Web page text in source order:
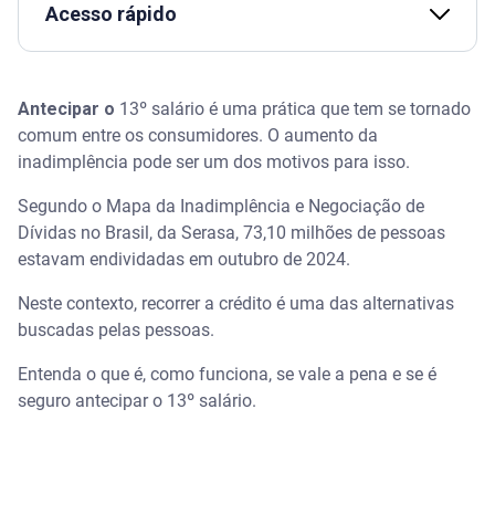
Acesso rápido
O que é 13º salário e quem tem direito?
Antecipar 13º salário: o que é e como funciona?
Quais as vantagens de antecipar o 13º?
Quais os cuidados ao antecipar seu 13º salário?
Planejamento financeiro: o segredo para evitar
dívidas
Antecipar o 13º salário é uma prática que tem se tornado
comum entre os consumidores. O aumento da
inadimplência pode ser um dos motivos para isso.
Segundo o Mapa da Inadimplência e Negociação de
Dívidas no Brasil, da Serasa, 73,10 milhões de pessoas
estavam endividadas em outubro de 2024.
Neste contexto, recorrer a crédito é uma das alternativas
buscadas pelas pessoas.
Entenda o que é, como funciona, se vale a pena e se é
seguro antecipar o 13º salário.